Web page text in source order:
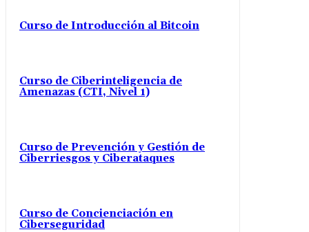
Curso de Introducción al Bitcoin
Curso de Ciberinteligencia de
Amenazas (CTI, Nivel 1)
Curso de Prevención y Gestión de
Ciberriesgos y Ciberataques
Curso de Concienciación en
Ciberseguridad